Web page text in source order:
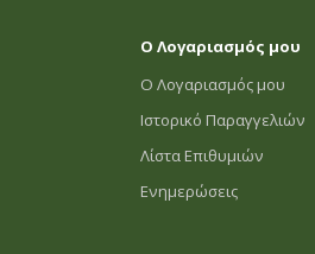
Ο Λογαριασμός μου
Ο Λογαριασμός μου
Ιστορικό Παραγγελιών
Λίστα Επιθυμιών
Ενημερώσεις